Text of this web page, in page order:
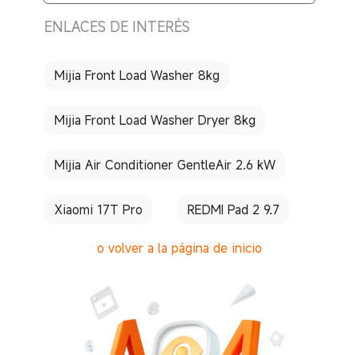
ENLACES DE INTERÉS
Mijia Front Load Washer 8kg
Mijia Front Load Washer Dryer 8kg
Mijia Air Conditioner GentleAir 2.6 kW
Xiaomi 17T Pro REDMI Pad 2 9.7
o volver a la página de inicio